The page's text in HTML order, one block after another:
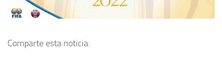
Comparte esta noticia: